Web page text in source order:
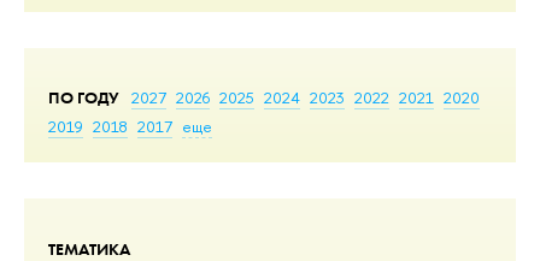
ПО ГОДУ 2027 2026 2025 2024 2023 2022 2021 2020
2019 2018 2017 еще
ТЕМАТИКА